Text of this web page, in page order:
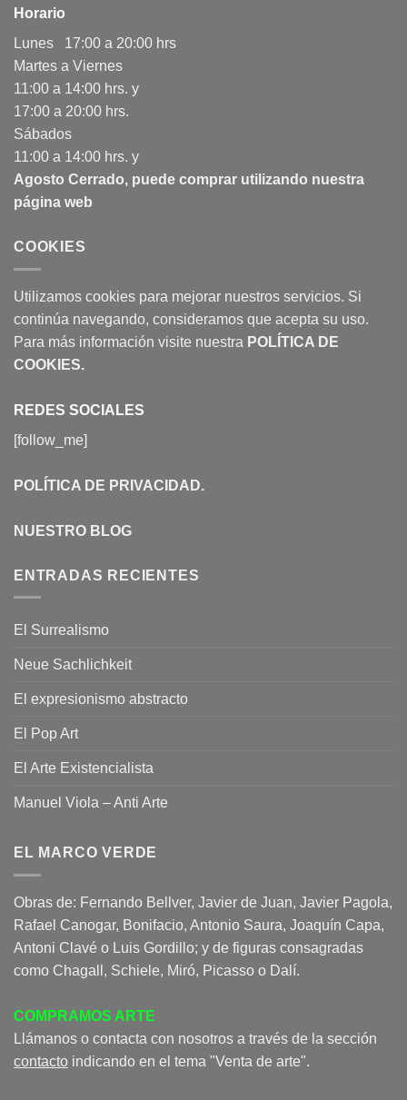
Horario
Lunes 17:00 a 20:00 hrs
Martes a Viernes
11:00 a 14:00 hrs. y
17:00 a 20:00 hrs.
Sábados
11:00 a 14:00 hrs. y
Agosto Cerrado, puede comprar utilizando nuestra
página web
COOKIES
Utilizamos cookies para mejorar nuestros servicios. Si
continúa navegando, consideramos que acepta su uso.
Para más información visite nuestra POLÍTICA DE
COOKIES.
REDES SOCIALES
[follow_me]
POLÍTICA DE PRIVACIDAD.
NUESTRO BLOG
ENTRADAS RECIENTES
El Surrealismo
Neue Sachlichkeit
El expresionismo abstracto
El Pop Art
El Arte Existencialista
Manuel Viola – Anti Arte
EL MARCO VERDE
Obras de: Fernando Bellver, Javier de Juan, Javier Pagola,
Rafael Canogar, Bonifacio, Antonio Saura, Joaquín Capa,
Antoni Clavé o Luis Gordillo; y de figuras consagradas
como Chagall, Schiele, Miró, Picasso o Dalí.
COMPRAMOS ARTE
Llámanos o contacta con nosotros a través de la sección
contacto indicando en el tema "Venta de arte".